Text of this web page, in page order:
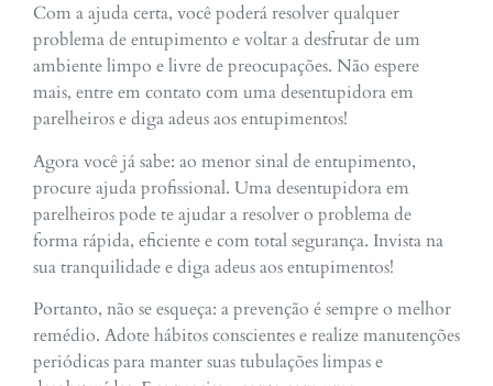
Com a ajuda certa, você poderá resolver qualquer
problema de entupimento e voltar a desfrutar de um
ambiente limpo e livre de preocupações. Não espere
mais, entre em contato com uma desentupidora em
parelheiros e diga adeus aos entupimentos!
Agora você já sabe: ao menor sinal de entupimento,
procure ajuda profissional. Uma desentupidora em
parelheiros pode te ajudar a resolver o problema de
forma rápida, eficiente e com total segurança. Invista na
sua tranquilidade e diga adeus aos entupimentos!
Portanto, não se esqueça: a prevenção é sempre o melhor
remédio. Adote hábitos conscientes e realize manutenções
periódicas para manter suas tubulações limpas e